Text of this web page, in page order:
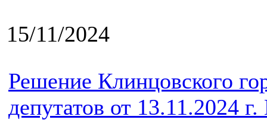
15/11/2024
Решение Клинцовского
депутатов от 13.11.2024